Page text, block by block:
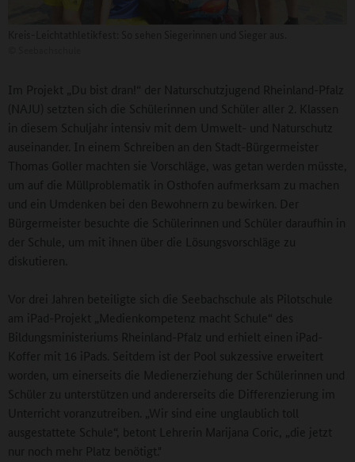
Im Projekt „Du bist dran!“ der Naturschutzjugend Rheinland-Pfalz
(NAJU) setzten sich die Schülerinnen und Schüler aller 2. Klassen
in diesem Schuljahr intensiv mit dem Umwelt- und Naturschutz
auseinander. In einem Schreiben an den Stadt-Bürgermeister
Thomas Goller machten sie Vorschläge, was getan werden müsste,
um auf die Müllproblematik in Osthofen aufmerksam zu machen
und ein Umdenken bei den Bewohnern zu bewirken. Der
Bürgermeister besuchte die Schülerinnen und Schüler daraufhin in
der Schule, um mit ihnen über die Lösungsvorschläge zu
diskutieren.
Vor drei Jahren beteiligte sich die Seebachschule als Pilotschule
am iPad-Projekt „Medienkompetenz macht Schule“ des
Bildungsministeriums Rheinland-Pfalz und erhielt einen iPad-
Koffer mit 16 iPads. Seitdem ist der Pool sukzessive erweitert
worden, um einerseits die Medienerziehung der Schülerinnen und
Schüler zu unterstützen und andererseits die Differenzierung im
Unterricht voranzutreiben. „Wir sind eine unglaublich toll
ausgestattete Schule“, betont Lehrerin Marijana Coric, „die jetzt
nur noch mehr Platz benötigt."